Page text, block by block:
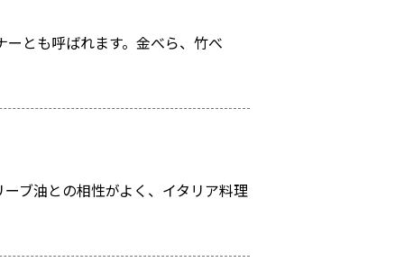
とも呼ばれます。金べら、竹べ
ブ油との相性がよく、イタリア料理